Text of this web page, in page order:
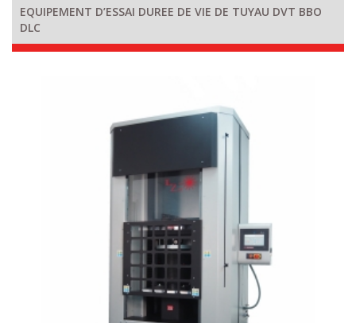
EQUIPEMENT D’ESSAI DUREE DE VIE DE TUYAU DVT BBO
DLC